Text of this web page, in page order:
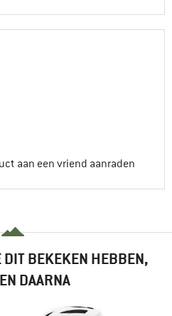
aan een vriend aanraden
BEKEKEN HEBBEN,
DAARNA